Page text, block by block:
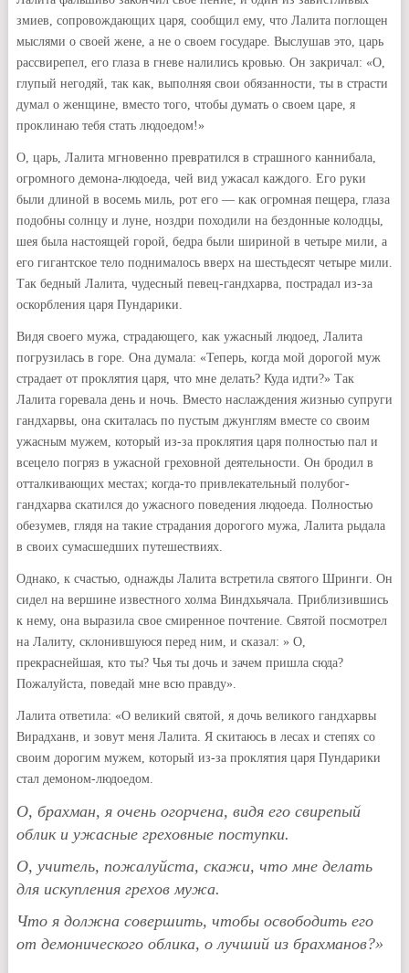
змиев, сопровождающих царя, сообщил ему, что Лалита поглощен
мыслями о своей жене, а не о своем государе. Выслушав это, царь
рассвирепел, его глаза в гневе налились кровью. Он закричал: «О,
глупый негодяй, так как, выполняя свои обязанности, ты в страсти
думал о женщине, вместо того, чтобы думать о своем царе, я
проклинаю тебя стать людоедом!»
О, царь, Лалита мгновенно превратился в страшного каннибала,
огромного демона-людоеда, чей вид ужасал каждого. Его руки
были длиной в восемь миль, рот его — как огромная пещера, глаза
подобны солнцу и луне, ноздри походили на бездонные колодцы,
шея была настоящей горой, бедра были шириной в четыре мили, а
его гигантское тело поднималось вверх на шестьдесят четыре мили.
Так бедный Лалита, чудесный певец-гандхарва, пострадал из-за
оскорбления царя Пундарики.
Видя своего мужа, страдающего, как ужасный людоед, Лалита
погрузилась в горе. Она думала: «Теперь, когда мой дорогой муж
страдает от проклятия царя, что мне делать? Куда идти?» Так
Лалита горевала день и ночь. Вместо наслаждения жизнью супруги
гандхарвы, она скиталась по пустым джунглям вместе со своим
ужасным мужем, который из-за проклятия царя полностью пал и
всецело погряз в ужасной греховной деятельности. Он бродил в
отталкивающих местах; когда-то привлекательный полубог-
гандхарва скатился до ужасного поведения людоеда. Полностью
обезумев, глядя на такие страдания дорогого мужа, Лалита рыдала
в своих сумасшедших путешествиях.
Однако, к счастью, однажды Лалита встретила святого Шринги. Он
сидел на вершине известного холма Виндхьячала. Приблизившись
к нему, она выразила свое смиренное почтение. Святой посмотрел
на Лалиту, склонившуюся перед ним, и сказал: » О,
прекраснейшая, кто ты? Чья ты дочь и зачем пришла сюда?
Пожалуйста, поведай мне всю правду».
Лалита ответила: «О великий святой, я дочь великого гандхарвы
Вирадханв, и зовут меня Лалита. Я скитаюсь в лесах и степях со
своим дорогим мужем, который из-за проклятия царя Пундарики
стал демоном-людоедом.
О, брахман, я очень огорчена, видя его свирепый
облик и ужасные греховные поступки.
О, учитель, пожалуйста, скажи, что мне делать
для искупления грехов мужа.
Что я должна совершить, чтобы освободить его
от демонического облика, о лучший из брахманов?»